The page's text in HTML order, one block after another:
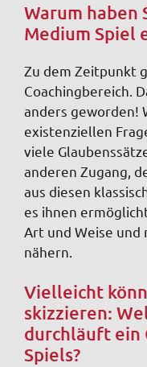
Warum haben
Medium Spiel
Zu dem Zeitpunkt
Coachingbereich.
anders geworden!
existenziellen
viele
anderen Zugang,
aus diesen
es ihnen
Art und Weise und
nähern.
Vielleicht
skizzieren:
durchläuft ein
Spiels?